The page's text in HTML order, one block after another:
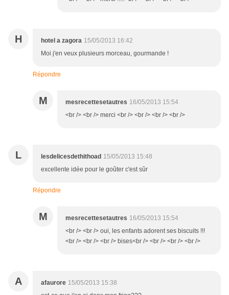
H hotel a zagora 15/05/2013 16:42
Moi j'en veux plusieurs morceau, gourmande !
Répondre
M mesrecettesetautres 16/05/2013 15:54
<br /> <br /> merci <br /> <br /> <br /> <br />
L lesdelicesdethithoad 15/05/2013 15:48
excellente idée pour le goûter c'est sûr
Répondre
M mesrecettesetautres 16/05/2013 15:54
<br /> <br /> oui, les enfants adorent ses biscuits !!!
<br /> <br /> <br /> bises<br /> <br /> <br /> <br />
A afaurore 15/05/2013 15:38